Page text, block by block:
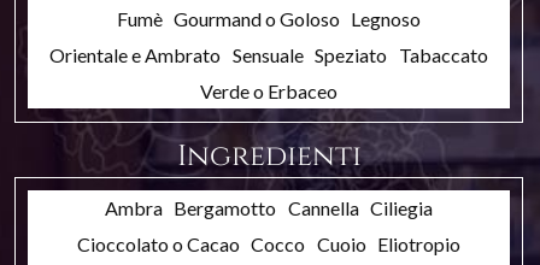
Fumè Gourmand o Goloso Legnoso
Orientale e Ambrato Sensuale Speziato Tabaccato
Verde o Erbaceo
Ingredienti
Ambra Bergamotto Cannella Ciliegia
Cioccolato o Cacao Cocco Cuoio Eliotropio